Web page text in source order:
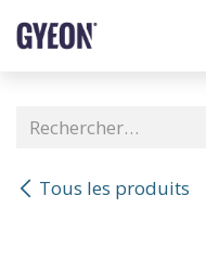
Tous les produits